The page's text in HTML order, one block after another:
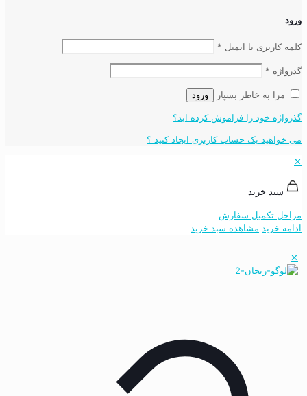
ورود
کلمه کاربری یا ایمیل *
گذرواژه *
مرا به خاطر بسپار ورود
گذرواژه خود را فراموش کرده اید؟
می خواهید یک حساب کاربری ایجاد کنید ؟
✕
سبد خرید
مراحل تکمیل سفارش
ادامه خرید مشاهده سبد خرید
✕